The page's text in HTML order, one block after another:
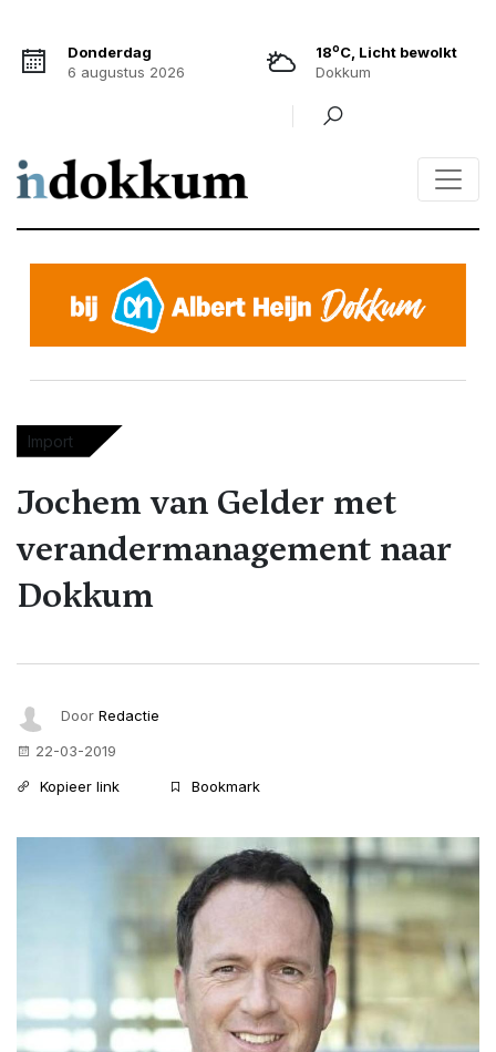
Donderdag
6 augustus 2026
18oC, Licht bewolkt
Dokkum
Import
Jochem van Gelder met
verandermanagement naar
Dokkum
Door Redactie
22-03-2019
Kopieer link
Bookmark